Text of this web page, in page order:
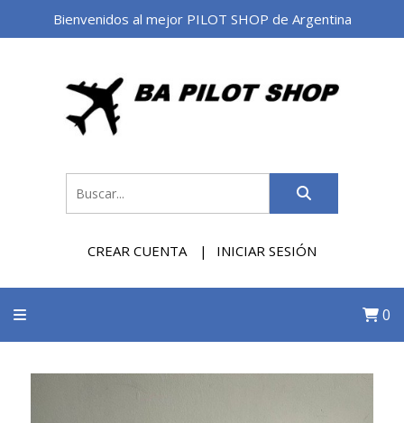
Bienvenidos al mejor PILOT SHOP de Argentina
CREAR CUENTA INICIAR SESIÓN
0